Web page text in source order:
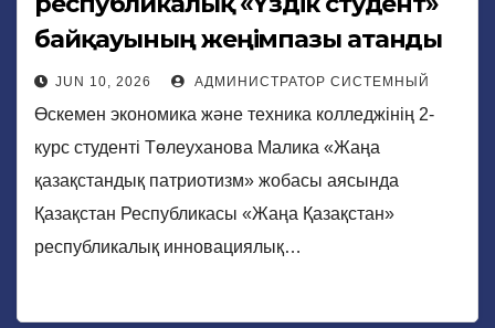
байқауының жеңімпазы атанды
JUN 10, 2026 АДМИНИСТРАТОР СИСТЕМНЫЙ
Өскемен экономика және техника колледжінің 2-
курс студенті Төлеуханова Малика «Жаңа
қазақстандық патриотизм» жобасы аясында
Қазақстан Республикасы «Жаңа Қазақстан»
республикалық инновациялық…